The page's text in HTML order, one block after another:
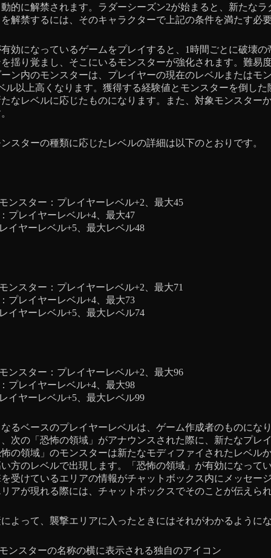
的に解禁されます。ラダーシーズン2が始まると、新たなラ
解禁するには、そのキャラクターで上記の条件を満たす必
効になっているゲームをプレイすると、1時間ごとに破壊の
揺り覚まし、そこにいるモンスターが強化されます。難易
ン内のモンスターは、プレイヤーの現在のレベルまたはモ
ル以上高くなります。獲得する経験値とモンスターを倒した
なレベルに応じたものになります。また、対象モンスター
スターの種類に応じたレベルの詳細は以下のとおりです。
ンスター：プレイヤーレベル+2、最大45
プレイヤーレベル+4、最大47
イヤーレベル+5、最大レベル48
ンスター：プレイヤーレベル+2、最大71
プレイヤーレベル+4、最大73
イヤーレベル+5、最大レベル74
ンスター：プレイヤーレベル+2、最大96
プレイヤーレベル+4、最大98
イヤーレベル+5、最大レベル99
るベースのプレイヤーレベルは、ゲーム作成者のものにな
次の「恐怖の領域」がアナウンスされた際に、新たなプレ
の領域」のモンスターは新たなモディファイされたレベル
方のレベルで出現します。「恐怖の領域」が有効になって
受けているエリアの情報がチャットボックス内にメッセー
アが現れる際には、チャットボックスでそのことが伝えら
よって、襲撃エリアに入ったときにはそれがわかるように
ンスターの名称の横に表示される独自のアイコン